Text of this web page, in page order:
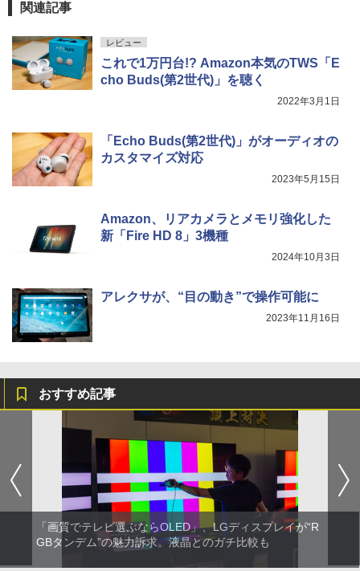
関連記事
レビュー
これで1万円台!? Amazon本気のTWS「E
cho Buds(第2世代)」を聴く
2022年3月1日
「Echo Buds(第2世代)」がオーディオの
カスタマイズ対応
2023年5月15日
Amazon、リアカメラとメモリ強化した
新「Fire HD 8」3機種
2024年10月3日
アレクサが、“目の動き”で操作可能に
2023年11月16日
おすすめ記事
「画質でテレビ選ぶならOLED」、LGディスプレイが“R
GBタンデム”の魅力訴求。液晶とのガチ比較も